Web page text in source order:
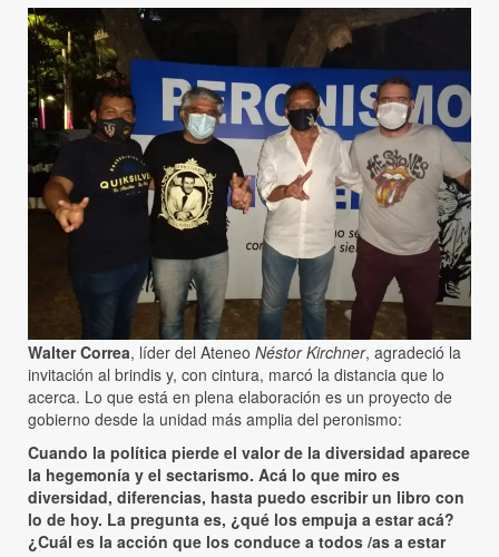
Walter Correa, líder del Ateneo Néstor Kirchner, agradeció la
invitación al brindis y, con cintura, marcó la distancia que lo
acerca. Lo que está en plena elaboración es un proyecto de
gobierno desde la unidad más amplia del peronismo:
Cuando la política pierde el valor de la diversidad aparece
la hegemonía y el sectarismo. Acá lo que miro es
diversidad, diferencias, hasta puedo escribir un libro con
lo de hoy. La pregunta es, ¿qué los empuja a estar acá?
¿Cuál es la acción que los conduce a todos /as a estar